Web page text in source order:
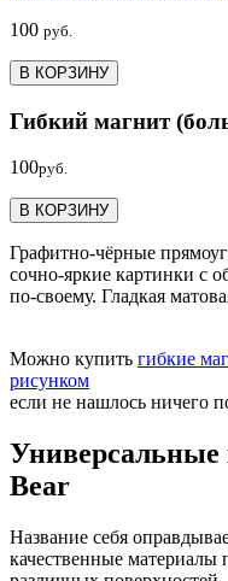
100 руб.
В КОРЗИНУ
Гибкий магнит
100руб.
В КОРЗИНУ
Графитно-чёрные
сочно-яркие картинки с
по-своему. Гладкая
Можно купить гибкие
рисунком
если не нашлось ничего
Универсальные
Bear
Название себя
качественные